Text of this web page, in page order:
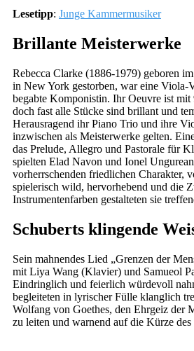
Lesetipp: Junge Kammermusiker
Brillante Meisterwerke
Rebecca Clarke (1886-1979) geboren
in New York gestorben, war eine Viola-
begabte Komponistin. Ihr Oeuvre ist mit
doch fast alle Stücke sind brillant und
Herausragend ihr Piano Trio und ihre
inzwischen als Meisterwerke gelten.
das Prelude, Allegro und Pastorale für
spielten Elad Navon und Ionel
vorherrschenden friedlichen Charakter,
spielerisch wild, hervorhebend und die
Instrumentenfarben gestalteten sie
Schuberts klingende
Sein mahnendes Lied „Grenzen der
mit Liya Wang (Klavier) und Samueol
Eindringlich und feierlich würdevoll
begleiteten in lyrischer Fülle klanglich
Wolfang von Goethes, den Ehrgeiz der
zu leiten und warnend auf die Kürze